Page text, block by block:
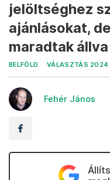
jelöltséghez
ajánlásokat,
maradtak állva
BELFÖLD VÁLASZTÁS 2024
Fehér János